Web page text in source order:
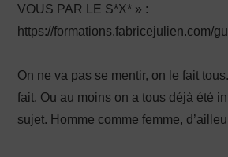
VOUS PAR LE S*X* » :
https://formations.fabricejulien.com/
On ne va pas se mentir, on le fait
fait. Ou au moins on a tous déjà été
sujet. Homme comme femme,